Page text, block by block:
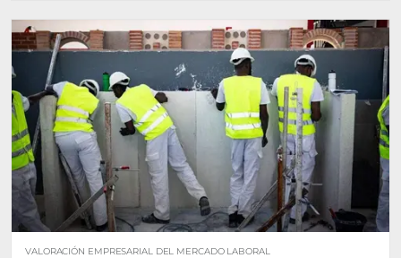
VALORACIÓN EMPRESARIAL DEL MERCADO LABORAL